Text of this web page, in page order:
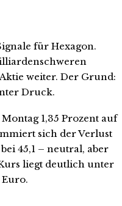
für Hexagon.
weiter. Der Grund:
Druck.
1,35 Prozent auf
sich der Verlust
45,1 – neutral, aber
liegt deutlich unter